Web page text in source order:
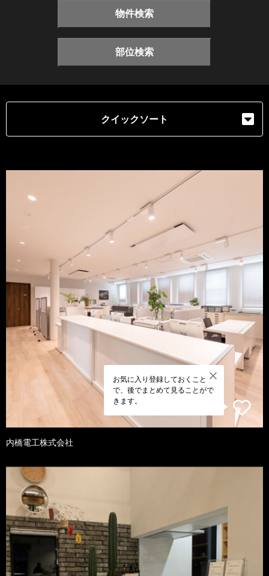
物件検索
部位検索
クイックソート
お気に入り登録しておくこと
で、後でまとめて見ることがで
きます。
内橋電工株式会社